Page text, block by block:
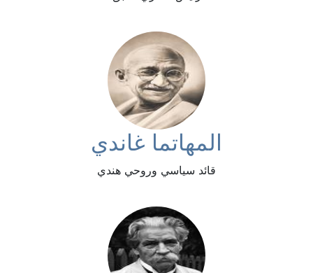
المهاتما غاندي
قائد سياسي وروحي هندي